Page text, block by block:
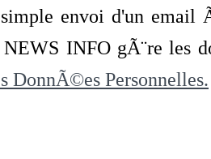
simple envoi d'un
INFO gÃ¨re les
DonnÃ©es Personnelles.